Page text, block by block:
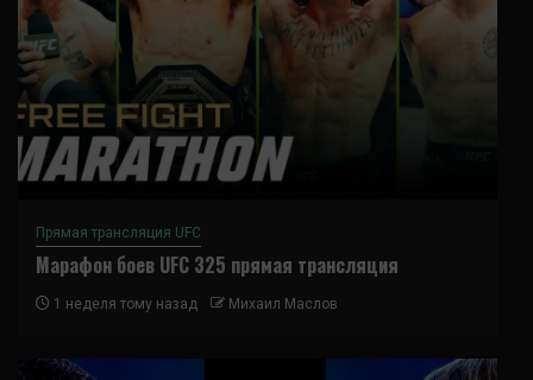
Прямая трансляция UFC
Марафон боев UFC 325 прямая трансляция
1 неделя тому назад Михаил Маслов